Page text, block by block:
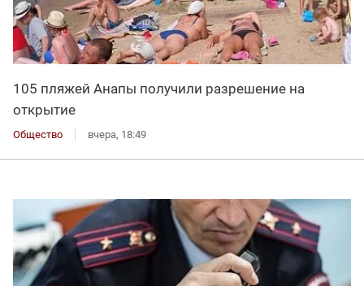
105 пляжей Анапы получили разрешение на
открытие
Общество вчера, 18:49